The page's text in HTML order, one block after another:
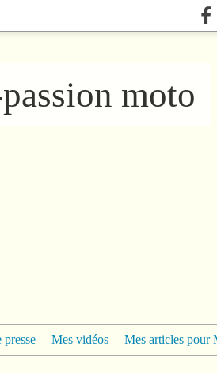
moto
presse Mes vidéos Mes articles pour